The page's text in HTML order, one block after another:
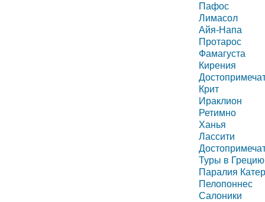
Пафос
Лимасол
Айя-Напа
Протарос
Фамагуста
Кирения
Крит
Ираклион
Ретимно
Ханья
Лассити
Туры в Грецию
Паралия
Пелопоннес
Салоники